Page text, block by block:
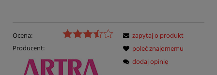
Ocena:
Producent:
zapytaj o produkt
poleć znajomemu
dodaj opinię